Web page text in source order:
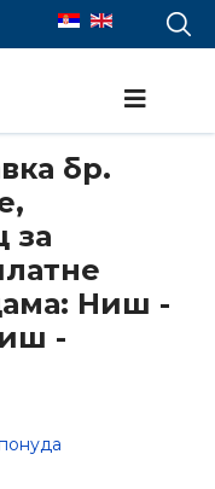
бр.
за
Ниш -
-